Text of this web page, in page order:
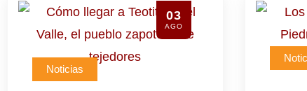
03
AGO
Noticias